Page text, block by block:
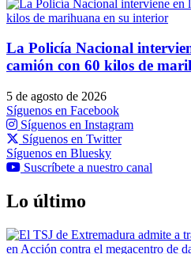
La Policía Nacional
camión con 60 kilos de
5 de agosto de 2026
Síguenos en Facebook
Síguenos en Instagram
Síguenos en Twitter
Síguenos en Bluesky
Suscríbete a nuestro canal
Lo último